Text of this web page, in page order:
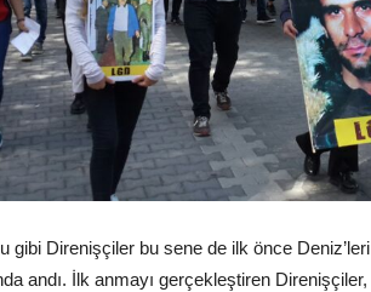
gibi Direnişçiler bu sene de ilk önce
andı. İlk anmayı gerçekleştiren